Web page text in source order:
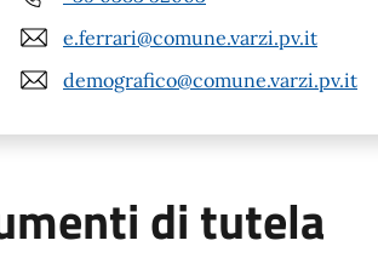
e.ferrari@comune.varzi.pv.it
demografico@comune.varzi.pv.it
di tutela